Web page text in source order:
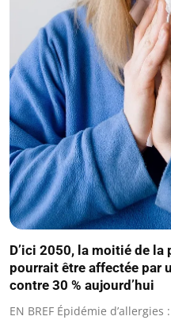
D’ici 2050, la moitié de
pourrait être affectée par
contre 30 % aujourd’hui
EN BREF Épidémie